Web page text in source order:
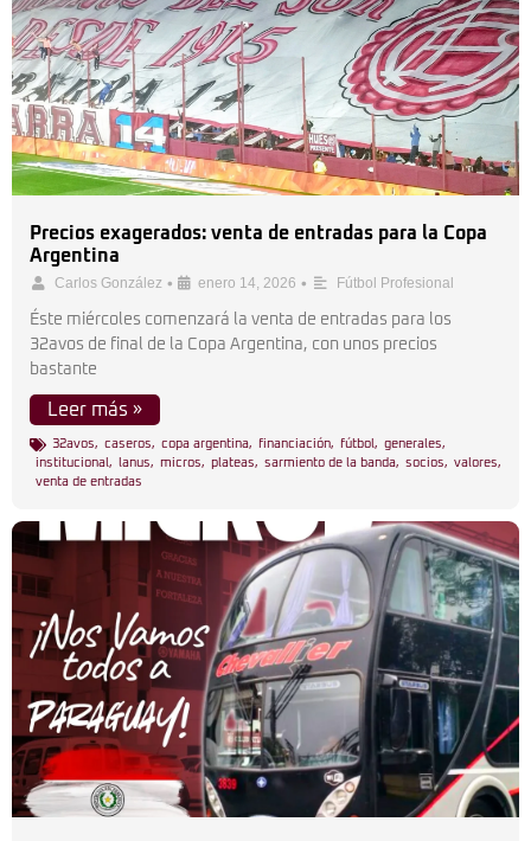
Precios exagerados: venta de entradas para la Copa
Argentina
Carlos González • enero 14, 2026 • Fútbol Profesional
Éste miércoles comenzará la venta de entradas para los
32avos de final de la Copa Argentina, con unos precios
bastante
Leer más »
32avos, caseros, copa argentina, financiación, fútbol , generales,
institucional , lanus, micros, plateas, sarmiento de la banda, socios, valores,
venta de entradas